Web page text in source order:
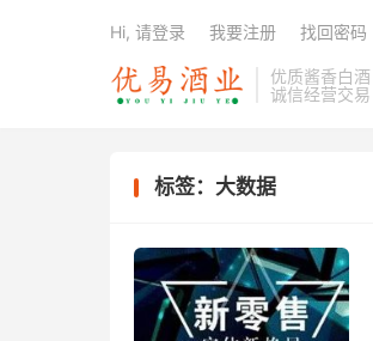
优质酱香白酒
诚信经营交易
Hi, 请登录 我要注册 找回密码
标签：大数据